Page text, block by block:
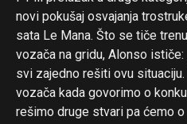
novi pokušaj osvajanja
sata Le Mana. Što se tiče
vozača na gridu, Alonso
svi zajedno rešiti ovu
vozača kada govorimo o
rešimo druge stvari pa ćemo o